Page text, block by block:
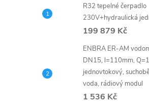
R32 tepelné čerpadlo
230V+hydraulická
199 879 Kč
ENBRA ER-AM
DN15, l=110mm,
jednovtokový,
voda, rádiový modul
1 536 Kč